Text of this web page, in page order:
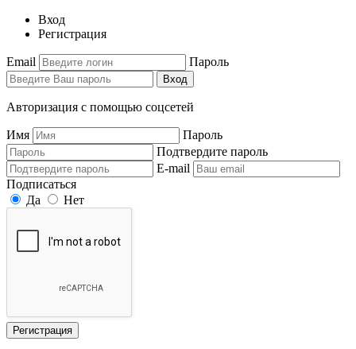
Вход
Регистрация
Email Пароль
Вход
Авторизация с помощью соцсетей
Имя
Пароль
Подтвердите пароль
E-mail
Подписаться
Да
Нет
Регистрация